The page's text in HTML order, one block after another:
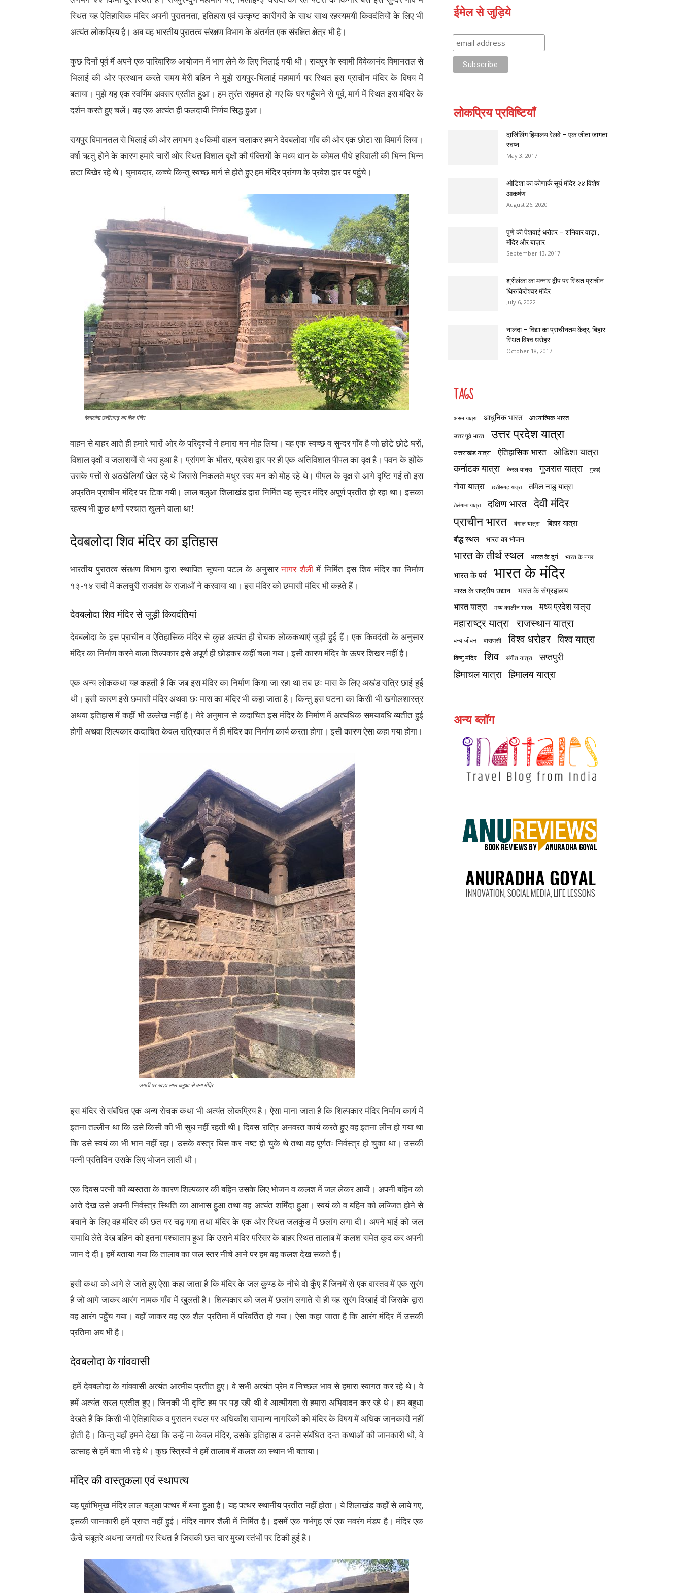
स्थित यह ऐतिहासिक मंदिर अपनी पुरातनता, इतिहास एवं उत्कृष्ट कारीगरी के साथ साथ रहस्यमयी किवदंतियों के लिए भी
अत्यंत लोकप्रिय है। अब यह भारतीय पुरातत्व संरक्षण विभाग के अंतर्गत एक संरक्षित क्षेत्र भी है।
कुछ दिनों पूर्व मैं अपने एक पारिवारिक आयोजन में भाग लेने के लिए भिलाई गयी थी। रायपुर के स्वामी विवेकानंद विमानतल से
भिलाई की ओर प्रस्थान करते समय मेरी बहिन ने मुझे रायपुर-भिलाई महामार्ग पर स्थित इस प्राचीन मंदिर के विषय में
बताया। मुझे यह एक स्वर्णिम अवसर प्रतीत हुआ। हम तुरंत सहमत हो गए कि घर पहुँचने से पूर्व, मार्ग में स्थित इस मंदिर के
दर्शन करते हुए चलें। वह एक अत्यंत ही फलदायी निर्णय सिद्ध हुआ।
रायपुर विमानतल से भिलाई की ओर लगभग ३०किमी वाहन चलाकर हमने देवबलोदा गाँव की ओर एक छोटा सा विमार्ग लिया।
वर्षा ऋतु होने के कारण हमारे चारों ओर स्थित विशाल वृक्षों की पंक्तियों के मध्य धान के कोमल पौधे हरिवाली की भिन्न भिन्न
छटा बिखेर रहे थे। घुमावदार, कच्चे किन्तु स्वच्छ मार्ग से होते हुए हम मंदिर प्रांगण के प्रवेश द्वार पर पहुंचे।
देवबलोदा छत्तीसगढ़ का शिव मंदिर
वाहन से बाहर आते ही हमारे चारों ओर के परिदृश्यों ने हमारा मन मोह लिया। यह एक स्वच्छ व सुन्दर गाँव है जो छोटे छोटे घरों,
विशाल वृक्षों व जलाशयों से भरा हुआ है। प्रांगण के भीतर, प्रवेश द्वार पर ही एक अतिविशाल पीपल का वृक्ष है। पवन के झोंके
उसके पत्तों से अठखेलियाँ खेल रहे थे जिससे निकलते मधुर स्वर मन को मोह रहे थे। पीपल के वृक्ष से आगे दृष्टि गई तो इस
अप्रतिम प्राचीन मंदिर पर टिक गयी। लाल बलुआ शिलाखंड द्वारा निर्मित यह सुन्दर मंदिर अपूर्ण प्रतीत हो रहा था। इसका
रहस्य भी कुछ क्षणों पश्चात खुलने वाला था!
देवबलोदा शिव मंदिर का इतिहास
भारतीय पुरातत्व संरक्षण विभाग द्वारा स्थापित सूचना पटल के अनुसारनागर शैलीमें निर्मित इस शिव मंदिर का निर्माण
१३-१४ सदी में कलचुरी राजवंश के राजाओं ने करवाया था। इस मंदिर को छमासी मंदिर भी कहते हैं।
देवबलोदा शिव मंदिर से जुड़ी किवदंतियां
देवबलोदा के इस प्राचीन व ऐतिहासिक मंदिर से कुछ अत्यंत ही रोचक लोककथाएं जुड़ी हुई हैं। एक किवदंती के अनुसार
मंदिर का निर्माण करने वाला शिल्पकार इसे अपूर्ण ही छोड़कर कहीं चला गया। इसी कारण मंदिर के ऊपर शिखर नहीं है।
एक अन्य लोककथा यह कहती है कि जब इस मंदिर का निर्माण किया जा रहा था तब छः मास के लिए अखंड रात्रि छाई हुई
थी। इसी कारण इसे छमासी मंदिर अथवा छः मास का मंदिर भी कहा जाता है। किन्तु इस घटना का किसी भी खगोलशास्त्र
अथवा इतिहास में कहीं भी उल्लेख नहीं है। मेरे अनुमान से कदाचित इस मंदिर के निर्माण में अत्यधिक समयावधि व्यतीत हुई
होगी अथवा शिल्पकार कदाचित केवल रात्रिकाल में ही मंदिर का निर्माण कार्य करता होगा। इसी कारण ऐसा कहा गया होगा।
जगती पर खड़ा लाल बलुआ से बना मंदिर
इस मंदिर से संबंधित एक अन्य रोचक कथा भी अत्यंत लोकप्रिय है। ऐसा माना जाता है कि शिल्पकार मंदिर निर्माण कार्य में
इतना तल्लीन था कि उसे किसी की भी सुध नहीं रहती थी। दिवस-रात्रि अनवरत कार्य करते हुए वह इतना लीन हो गया था
कि उसे स्वयं का भी भान नहीं रहा। उसके वस्त्र घिस कर नष्ट हो चुके थे तथा वह पूर्णतः निर्वस्त्र हो चुका था। उसकी
पत्नी प्रतिदिन उसके लिए भोजन लाती थी।
एक दिवस पत्नी की व्यस्तता के कारण शिल्पकार की बहिन उसके लिए भोजन व कलश में जल लेकर आयी। अपनी बहिन को
आते देख उसे अपनी निर्वस्त्र स्थिति का आभास हुआ तथा वह अत्यंत शर्मिंदा हुआ। स्वयं को व बहिन को लज्जित होने से
बचाने के लिए वह मंदिर की छत पर चढ़ गया तथा मंदिर के एक ओर स्थित जलकुंड में छलांग लगा दी। अपने भाई को जल
समाधि लेते देख बहिन को इतना पश्चाताप हुआ कि उसने मंदिर परिसर के बाहर स्थित तालाब में कलश समेत कूद कर अपनी
जान दे दी। हमें बताया गया कि तालाब का जल स्तर नीचे आने पर हम वह कलश देख सकते हैं।
इसी कथा को आगे ले जाते हुए ऐसा कहा जाता है कि मंदिर के जल कुण्ड के नीचे दो कुँए हैं जिनमें से एक वास्तव में एक सुरंग
है जो आगे जाकर आरंग नामक गाँव में खुलती है। शिल्पकार को जल में छलांग लगाते से ही यह सुरंग दिखाई दी जिसके द्वारा
वह आरंग पहुँच गया। वहाँ जाकर वह एक शैल प्रतिमा में परिवर्तित हो गया। ऐसा कहा जाता है कि आरंग मंदिर में उसकी
प्रतिमा अब भी है।
देवबलोदा के गांववासी
हमें देवबलोदा के गांववासी अत्यंत आत्मीय प्रतीत हुए। वे सभी अत्यंत प्रेम व निच्छल भाव से हमारा स्वागत कर रहे थे। वे
हमें अत्यंत सरल प्रतीत हुए। जिनकी भी दृष्टि हम पर पड़ रही थी वे आत्मीयता से हमारा अभिवादन कर रहे थे। हम बहुधा
देखते हैं कि किसी भी ऐतिहासिक व पुरातन स्थल पर अधिकाँश सामान्य नागरिकों को मंदिर के विषय में अधिक जानकारी नहीं
होती है। किन्तु यहाँ हमने देखा कि उन्हें ना केवल मंदिर, उसके इतिहास व उनसे संबंधित दन्त कथाओं की जानकारी थी, वे
उत्साह से हमें बता भी रहे थे। कुछ स्त्रियों ने हमें तालाब में कलश का स्थान भी बताया।
मंदिर की वास्तुकला एवं स्थापत्य
यह पूर्वाभिमुख मंदिर लाल बलुआ पत्थर में बना हुआ है। यह पत्थर स्थानीय प्रतीत नहीं होता। ये शिलाखंड कहाँ से लाये गए,
इसकी जानकारी हमें प्राप्त नहीं हुई। मंदिर नागर शैली में निर्मित है। इसमें एक गर्भगृह एवं एक नवरंग मंडप है। मंदिर एक
ऊँचे चबूतरे अथना जगती पर स्थित है जिसकी छत चार मुख्य स्तंभों पर टिकी हुई है।
ईमेल से जुड़िये
लोकप्रिय प्रविष्टियाँ
दार्जिलिंग हिमालय रेलवे – एक जीता जागता
स्वप्न
May 3, 2017
ओडिशा का कोणार्क सूर्य मंदिर २४ विशेष
आकर्षण
August 26, 2020
पुणे की पेशवाई धरोहर – शनिवार वाड़ा ,
मंदिर और बाज़ार
September 13, 2017
श्रीलंका का मन्नार द्वीप पर स्थित प्राचीन
थिरुकितेश्वर मंदिर
July 6, 2022
नालंदा – विद्या का प्राचीनतम केंद्र, बिहार
स्थित विश्व धरोहर
October 18, 2017
TAGS
असम यात्रा आधुनिक भारत आध्यात्मिक भारत
उत्तर पूर्व भारत उत्तर प्रदेश यात्रा
उत्तराखंड यात्रा ऐतिहासिक भारत
ओडिशा यात्रा
कर्नाटक यात्रा
केरल यात्रा गुजरात यात्रा गुफाएं
गोवा यात्रा छत्तीसगढ़ यात्रा तमिल नाडु यात्रा
तेलंगाना यात्रा दक्षिण भारत देवी मंदिर
प्राचीन भारत
बंगाल यात्रा
बिहार यात्रा
बौद्ध स्थल
भारत का भोजन
भारत के तीर्थ स्थल भारत के दुर्ग भारत के नगर
भारत के पर्व भारत के मंदिर
भारत के राष्ट्रीय उद्यान भारत के संग्रहालय
भारत यात्रा मध्य कालीन भारत मध्य प्रदेश यात्रा
महाराष्ट्र यात्रा राजस्थान यात्रा
वन्य जीवन वाराणसी विश्व धरोहर विश्व यात्रा
विष्णु मंदिर शिव संगीत यात्रा सप्तपुरी
हिमाचल यात्रा हिमालय यात्रा
अन्य ब्लॉग